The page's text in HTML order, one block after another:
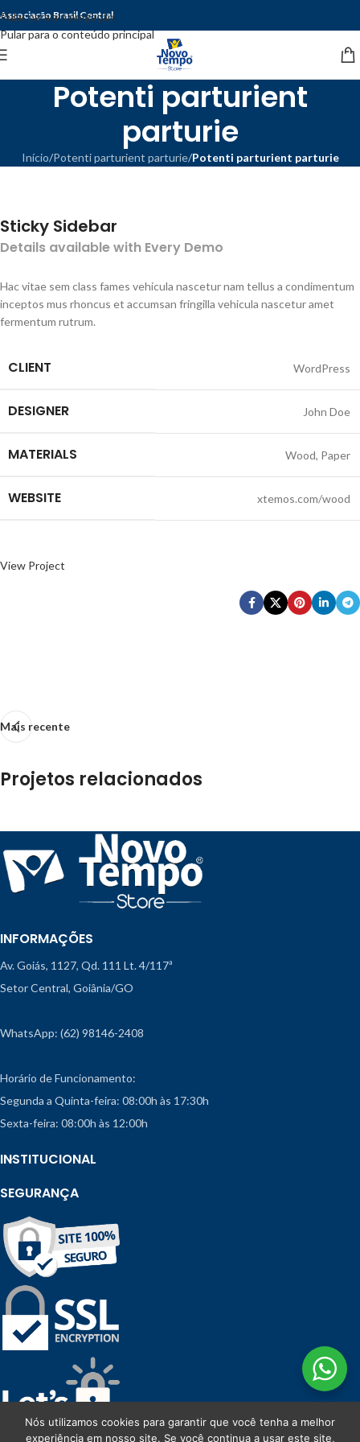
Pular para a navegação
Pular para o conteúdo principal
Associação Brasil Central
Potenti parturient
parturie
Início/Potenti parturient parturie/Potenti parturient parturie
Sticky Sidebar
Details available with Every Demo
Hac vitae sem class fames vehicula nascetur nam tellus a condimentum
inceptos mus rhoncus et accumsan fringilla vehicula nascetur amet
fermentum rutrum.
CLIENT WordPress
DESIGNER John Doe
MATERIALS Wood, Paper
WEBSITE xtemos.com/wood
View Project
Mais recente
Projetos relacionados
Accessories
Imperdiet mauris a nontin
INFORMAÇÕES
Av. Goiás, 1127, Qd. 111 Lt. 4/117ª
Setor Central, Goiânia/GO
WhatsApp: (62) 98146-2408
Horário de Funcionamento:
Segunda a Quinta-feira: 08:00h às 17:30h
Sexta-feira: 08:00h às 12:00h
INSTITUCIONAL
SEGURANÇA
Nós utilizamos cookies para garantir que você tenha a melhor
experiência em nosso site. Se você continua a usar este site,